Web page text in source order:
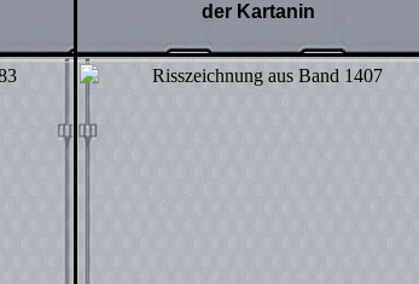
der Kartanin